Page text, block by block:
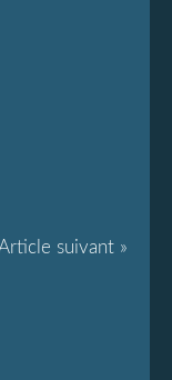
suivant »